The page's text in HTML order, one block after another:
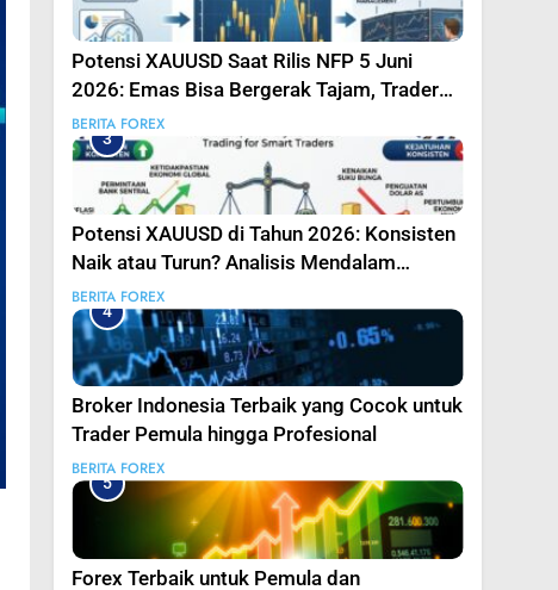
Potensi XAUUSD Saat Rilis NFP 5 Juni
2026: Emas Bisa Bergerak Tajam, Traders
Perlu Bersiap
BERITA FOREX
3
Potensi XAUUSD di Tahun 2026: Konsisten
Naik atau Turun? Analisis Mendalam
Trading Emas untuk Trader Pintar
BERITA FOREX
4
Broker Indonesia Terbaik yang Cocok untuk
Trader Pemula hingga Profesional
BERITA FOREX
5
Forex Terbaik untuk Pemula dan